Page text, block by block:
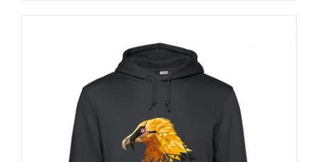
variantes.
Las
opciones
se
elegir
en
la
página